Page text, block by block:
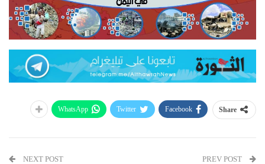
Share
Facebook
Twitter
WhatsApp
NEXT POST